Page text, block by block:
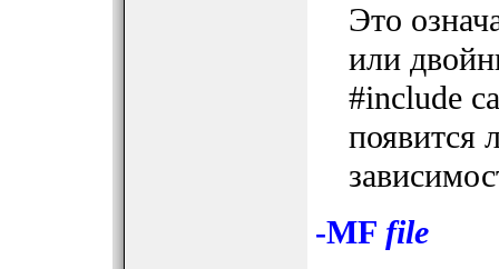
Это
или
#include
появится
-MF file